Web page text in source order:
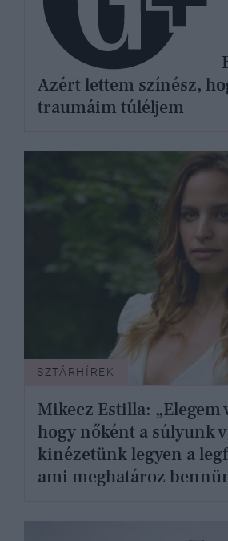
Azért lettem színész,
traumáim túléljem
SZTÁRHÍREK
Mikecz Estilla: „Elegem
hogy nőként a súlyunk
kinézetünk legyen a
ami meghatároz